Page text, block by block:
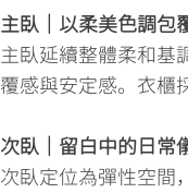
主臥｜以柔美色調包
主臥延續整體柔和基
覆感與安定感。衣櫃
次臥｜留白中的日常
次臥定位為彈性空